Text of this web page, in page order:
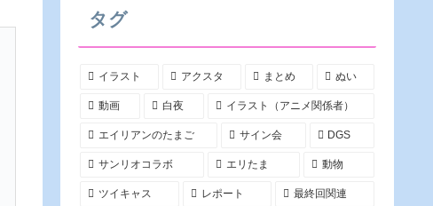
タグ
イラスト アクスタ まとめ ぬい
動画 白夜 イラスト（アニメ関係者）
エイリアンのたまご サイン会 DGS
サンリオコラボ エリたま 動物
ツイキャス レポート 最終回関連